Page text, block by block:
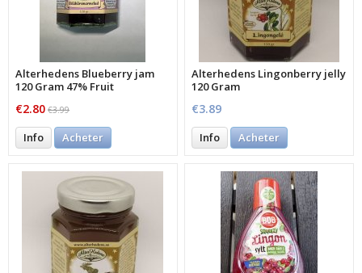
Alterhedens Blueberry jam
120 Gram 47% Fruit
€2.80 €3.99
Info Acheter
Alterhedens Lingonberry jelly
120 Gram
€3.89
Info Acheter